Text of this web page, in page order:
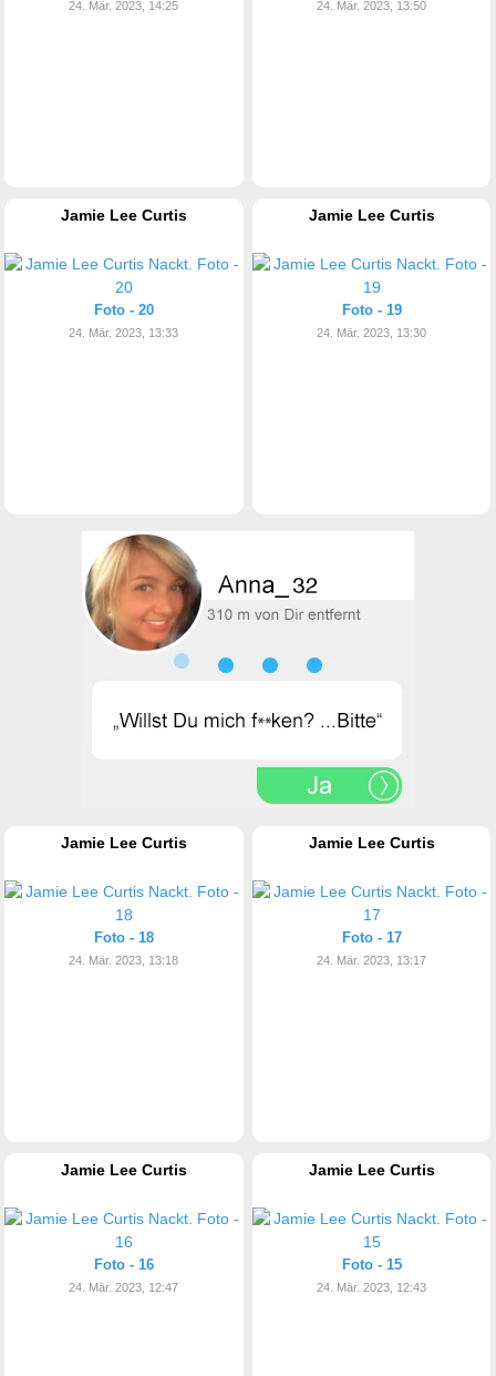
24. Mär. 2023, 14:25 24. Mär. 2023, 13:50
Jamie Lee Curtis
Foto - 20
24. Mär. 2023, 13:33
Jamie Lee Curtis
Foto - 19
24. Mär. 2023, 13:30
Jamie Lee Curtis
Foto - 18
24. Mär. 2023, 13:18
Jamie Lee Curtis
Foto - 17
24. Mär. 2023, 13:17
Jamie Lee Curtis
Foto - 16
24. Mär. 2023, 12:47
Jamie Lee Curtis
Foto - 15
24. Mär. 2023, 12:43